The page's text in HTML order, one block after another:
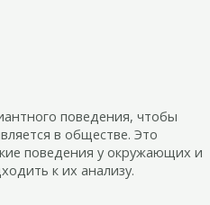
поведения, чтобы
в обществе. Это
поведения у окружающих и
к их анализу.